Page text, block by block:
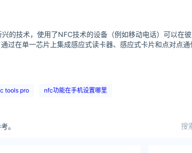
的技术，使用了NFC技术的设备（例如移动电话）可以在
过在单一芯片上集成感应式读卡器、感应式卡片和点对点
tools pro nfc功能在手机设置哪里
。 搜